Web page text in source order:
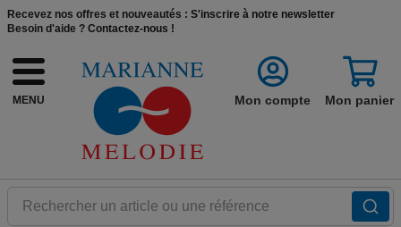
Recevez nos offres et nouveautés : S'inscrire à notre newsletter
Besoin d'aide ? Contactez-nous !
MENU
Rechercher un article ou une référence
Mon compte Mon panier